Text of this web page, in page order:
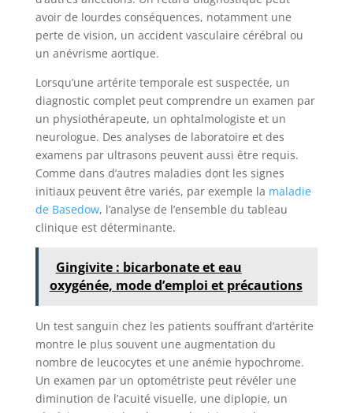
avoir de lourdes conséquences, notamment une
perte de vision, un accident vasculaire cérébral ou
un anévrisme aortique.
Lorsqu’une artérite temporale est suspectée, un
diagnostic complet peut comprendre un examen par
un physiothérapeute, un ophtalmologiste et un
neurologue. Des analyses de laboratoire et des
examens par ultrasons peuvent aussi être requis.
Comme dans d’autres maladies dont les signes
initiaux peuvent être variés, par exemple la maladie
de Basedow, l’analyse de l’ensemble du tableau
clinique est déterminante.
Gingivite : bicarbonate et eau
oxygénée, mode d’emploi et précautions
Un test sanguin chez les patients souffrant d’artérite
montre le plus souvent une augmentation du
nombre de leucocytes et une anémie hypochrome.
Un examen par un optométriste peut révéler une
diminution de l’acuité visuelle, une diplopie, un